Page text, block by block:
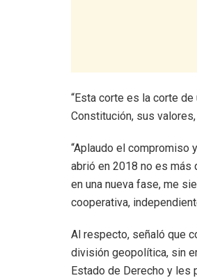
“Esta corte es la corte
Constitución, sus
“Aplaudo el compromiso
abrió en 2018 no es más
en una nueva fase, me
cooperativa,
Al respecto, señaló que
división geopolítica, sin
Estado de Derecho y les